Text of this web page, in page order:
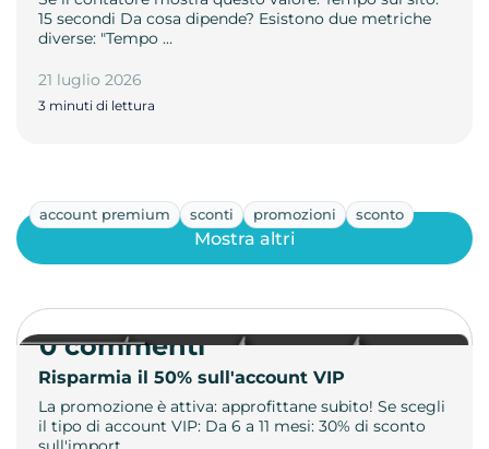
15 secondi Da cosa dipende? Esistono due metriche
diverse: "Tempo …
21 luglio 2026
3 minuti di lettura
account premium sconti promozioni sconto
Risparmia il 50% sull'account VIP
La promozione è attiva: approfittane subito! Se scegli
il tipo di account VIP: Da 6 a 11 mesi: 30% di sconto
Mostra altri
0 commenti